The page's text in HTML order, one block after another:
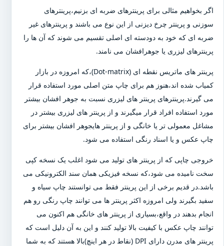
اگر بخواهیم مثالی برای پرینترهای ضربه ای بزنیم،پرینترهای
سوزنی و پرینتر چرخ دیزنی از این نوع می باشند و پرینترهای غیر
ضربه ای که خود به دودسته ای اصلی تقسیم می شوند که آن ها را
پرینترهای لیزری یا جوهرافشان می نامند.
پرینتر های ماتریس نقطه ای (Dot-matrix)،که امروزه در بازار
کمیاب شده اند،هنوز هم برای چاپ متن اصلی مورد استفاده قرار
می گیرند.پرینترهای پرینتر های لیزری نسبت به جوهر افشان بیشتر
مورد استفاده افراد قرار میگیرند و از پرینتر های لیزری بیشتر در
مشاغل معمولی تر یا خانگی و از پرینتر هایجوهر افشان بیشتر برای
چاپ عکس و یا اسناد رنگی استفاده می شود.
خروجی چاپی که از پرینتر های تولید می شود اغلب یک نسخه کپی
سخت نامیده می شود،که نسخه فیزیکی همان سند الکترونیکی می
باشد.در قدیم برخی از این پرینتر فقط می توانستند چاپ سیاه و
سفید بگیرند ولی امروزه اکثر پرینتر ها می توانند چاپ رنگی رو هم
انجام بدهند در واقع،بسیاری از پرینتر های خانگی هم اکنون می
توانند چاپ عکس با کیفیت بالا تولید کنند و این به آن دلیل است که
پرینتر های مدرن دارای DPI (نقاط در هر اینچ)بالا هستند که به شما